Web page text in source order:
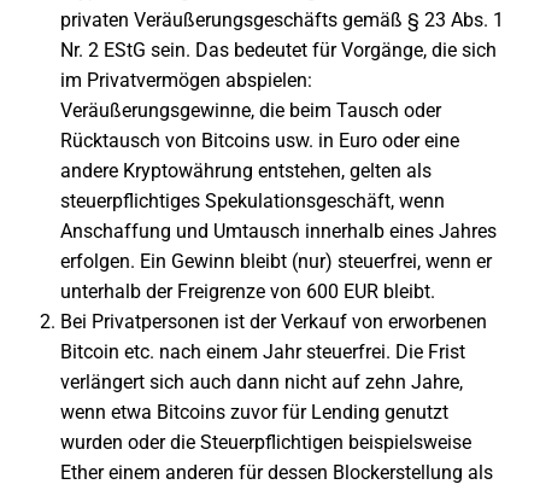
privaten Veräußerungsgeschäfts gemäß § 23 Abs. 1
Nr. 2 EStG sein. Das bedeutet für Vorgänge, die sich
im Privatvermögen abspielen:
Veräußerungsgewinne, die beim Tausch oder
Rücktausch von Bitcoins usw. in Euro oder eine
andere Kryptowährung entstehen, gelten als
steuerpflichtiges Spekulationsgeschäft, wenn
Anschaffung und Umtausch innerhalb eines Jahres
erfolgen. Ein Gewinn bleibt (nur) steuerfrei, wenn er
unterhalb der Freigrenze von 600 EUR bleibt.
Bei Privatpersonen ist der Verkauf von erworbenen
Bitcoin etc. nach einem Jahr steuerfrei. Die Frist
verlängert sich auch dann nicht auf zehn Jahre,
wenn etwa Bitcoins zuvor für Lending genutzt
wurden oder die Steuerpflichtigen beispielsweise
Ether einem anderen für dessen Blockerstellung als